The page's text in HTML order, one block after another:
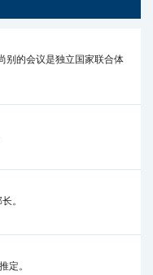
别的会议是独立国家联合体
。
定。